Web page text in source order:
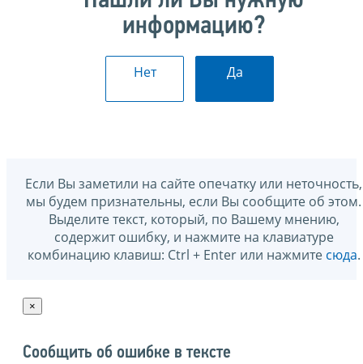
информацию?
Нет Да
Если Вы заметили на сайте опечатку или неточность,
мы будем признательны, если Вы сообщите об этом.
Выделите текст, который, по Вашему мнению,
содержит ошибку, и нажмите на клавиатуре
комбинацию клавиш: Ctrl + Enter или нажмите сюда.
×
Сообщить об ошибке в тексте